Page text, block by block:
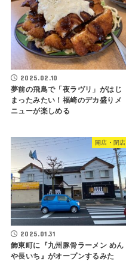
2025.02.10
夢前の飛鳥で「夜ラヴリ」がはじ
まったみたい！福崎のデカ盛りメ
ニューが楽しめる
開店・閉店
2025.01.31
飾東町に『九州豚骨ラーメン めん
や長いち』がオープンするみた